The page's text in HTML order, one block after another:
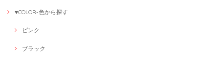
♥COLOR-色から探す
ピンク
ブラック